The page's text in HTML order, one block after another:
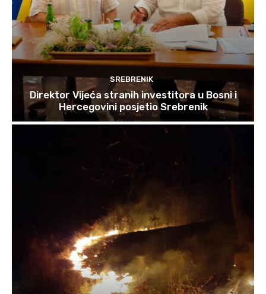
SREBRENIK
Direktor Vijeća stranih investitora u Bosni i
Hercegovini posjetio Srebrenik